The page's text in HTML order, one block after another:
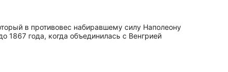
в противовес набиравшему силу Наполеону
1867 года, когда объединилась с Венгрией